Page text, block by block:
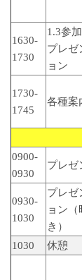
1630-
1730
1.3参
プレゼ
ョン
1730-
1745
各種案
0900-
0930
プレゼ
0930-
1030
プレゼ
ョン
き）
1030 休憩